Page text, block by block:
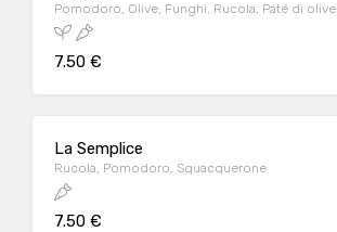
Pomodoro, Olive, Funghi, Rucola, Paté di olive
7.50 €
La Semplice
Rucola, Pomodoro, Squacquerone
7.50 €